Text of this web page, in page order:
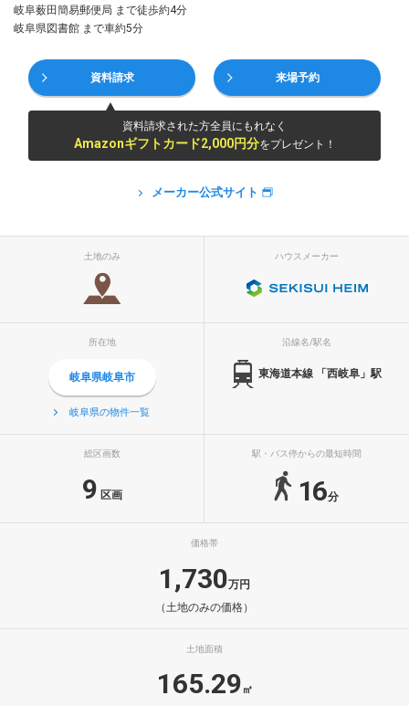
岐阜薮田簡易郵便局 まで徒歩約4分
岐阜県図書館 まで車約5分
資料請求 来場予約
資料請求された方全員にもれなく
Amazonギフトカード2,000円分をプレゼント！
メーカー公式サイト
土地のみ ハウスメーカー
所在地
岐阜県岐阜市
岐阜県の物件一覧
沿線名/駅名
東海道本線 「西岐阜」駅
総区画数
9 区画
駅・バス停からの最短時間
16分
価格帯
1,730万円
（土地のみの価格）
土地面積
165.29 ㎡